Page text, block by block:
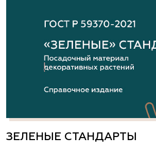
ЗЕЛЕНЫЕ СТАНДАРТЫ